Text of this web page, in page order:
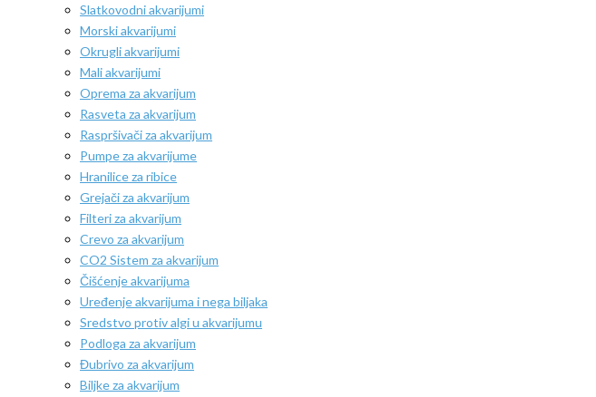
Slatkovodni akvarijumi
Morski akvarijumi
Okrugli akvarijumi
Mali akvarijumi
Oprema za akvarijum
Rasveta za akvarijum
Raspršivači za akvarijum
Pumpe za akvarijume
Hranilice za ribice
Grejači za akvarijum
Filteri za akvarijum
Crevo za akvarijum
CO2 Sistem za akvarijum
Čišćenje akvarijuma
Uređenje akvarijuma i nega biljaka
Sredstvo protiv algi u akvarijumu
Podloga za akvarijum
Đubrivo za akvarijum
Biljke za akvarijum